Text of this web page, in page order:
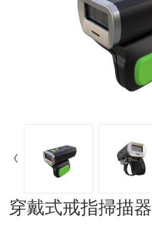
穿戴式戒指掃描器